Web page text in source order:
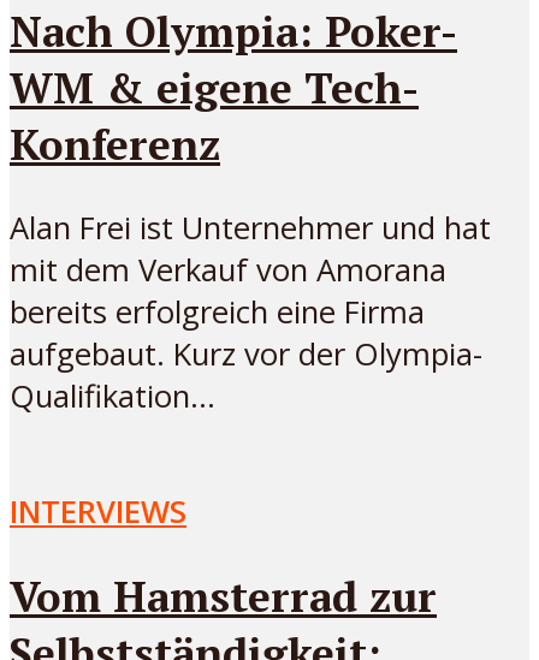
Nach Olympia: Poker-
WM & eigene Tech-
Konferenz
Alan Frei ist Unternehmer und hat
mit dem Verkauf von Amorana
bereits erfolgreich eine Firma
aufgebaut. Kurz vor der Olympia-
Qualifikation...
INTERVIEWS
Vom Hamsterrad zur